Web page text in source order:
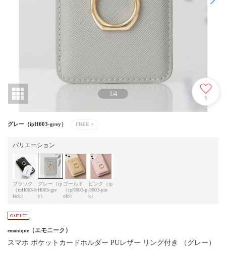
1/4
1
グレー（ipH003-grey） FREE ×
バリエーション
ブラック
（ipH003-b
lack）
グレー（ip
H003-gre
y）
ゴールド
（ipH003-g
old）
ピンク（ip
H003-pin
k）
emonique （エモニーク）
スマホ ポケットカードホルダー PUレザー リング付き （グレー）